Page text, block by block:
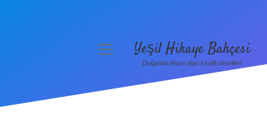
Gizlilik Politikası
menüyü
aç
Yeşil Hikaye Bahçesi
Doğadan ilham alan keyifli öneriler!